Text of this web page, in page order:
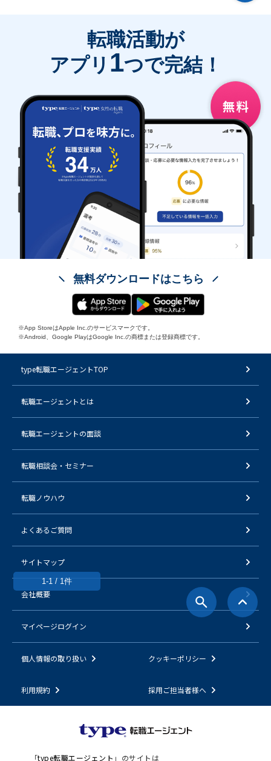
1-1 / 1件
転職活動が
アプリ 1つで完結！
無料ダウンロードはこちら
※App StoreはApple Inc.のサービスマークです。
※Android、Google PlayはGoogle Inc.の商標または登録商標です。
type転職エージェントTOP
転職エージェントとは
転職エージェントの面談
転職相談会・セミナー
転職ノウハウ
よくあるご質問
サイトマップ
会社概要
マイページログイン
個人情報の取り扱い クッキーポリシー
利用規約 採用ご担当者様へ
「type転職エージェント 」のサイトは